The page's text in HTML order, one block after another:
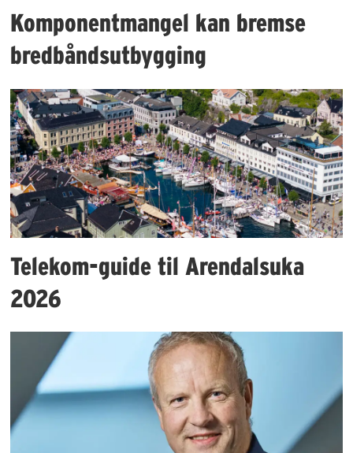
Komponentmangel kan bremse
bredbåndsutbygging
Telekom-guide til Arendalsuka
2026